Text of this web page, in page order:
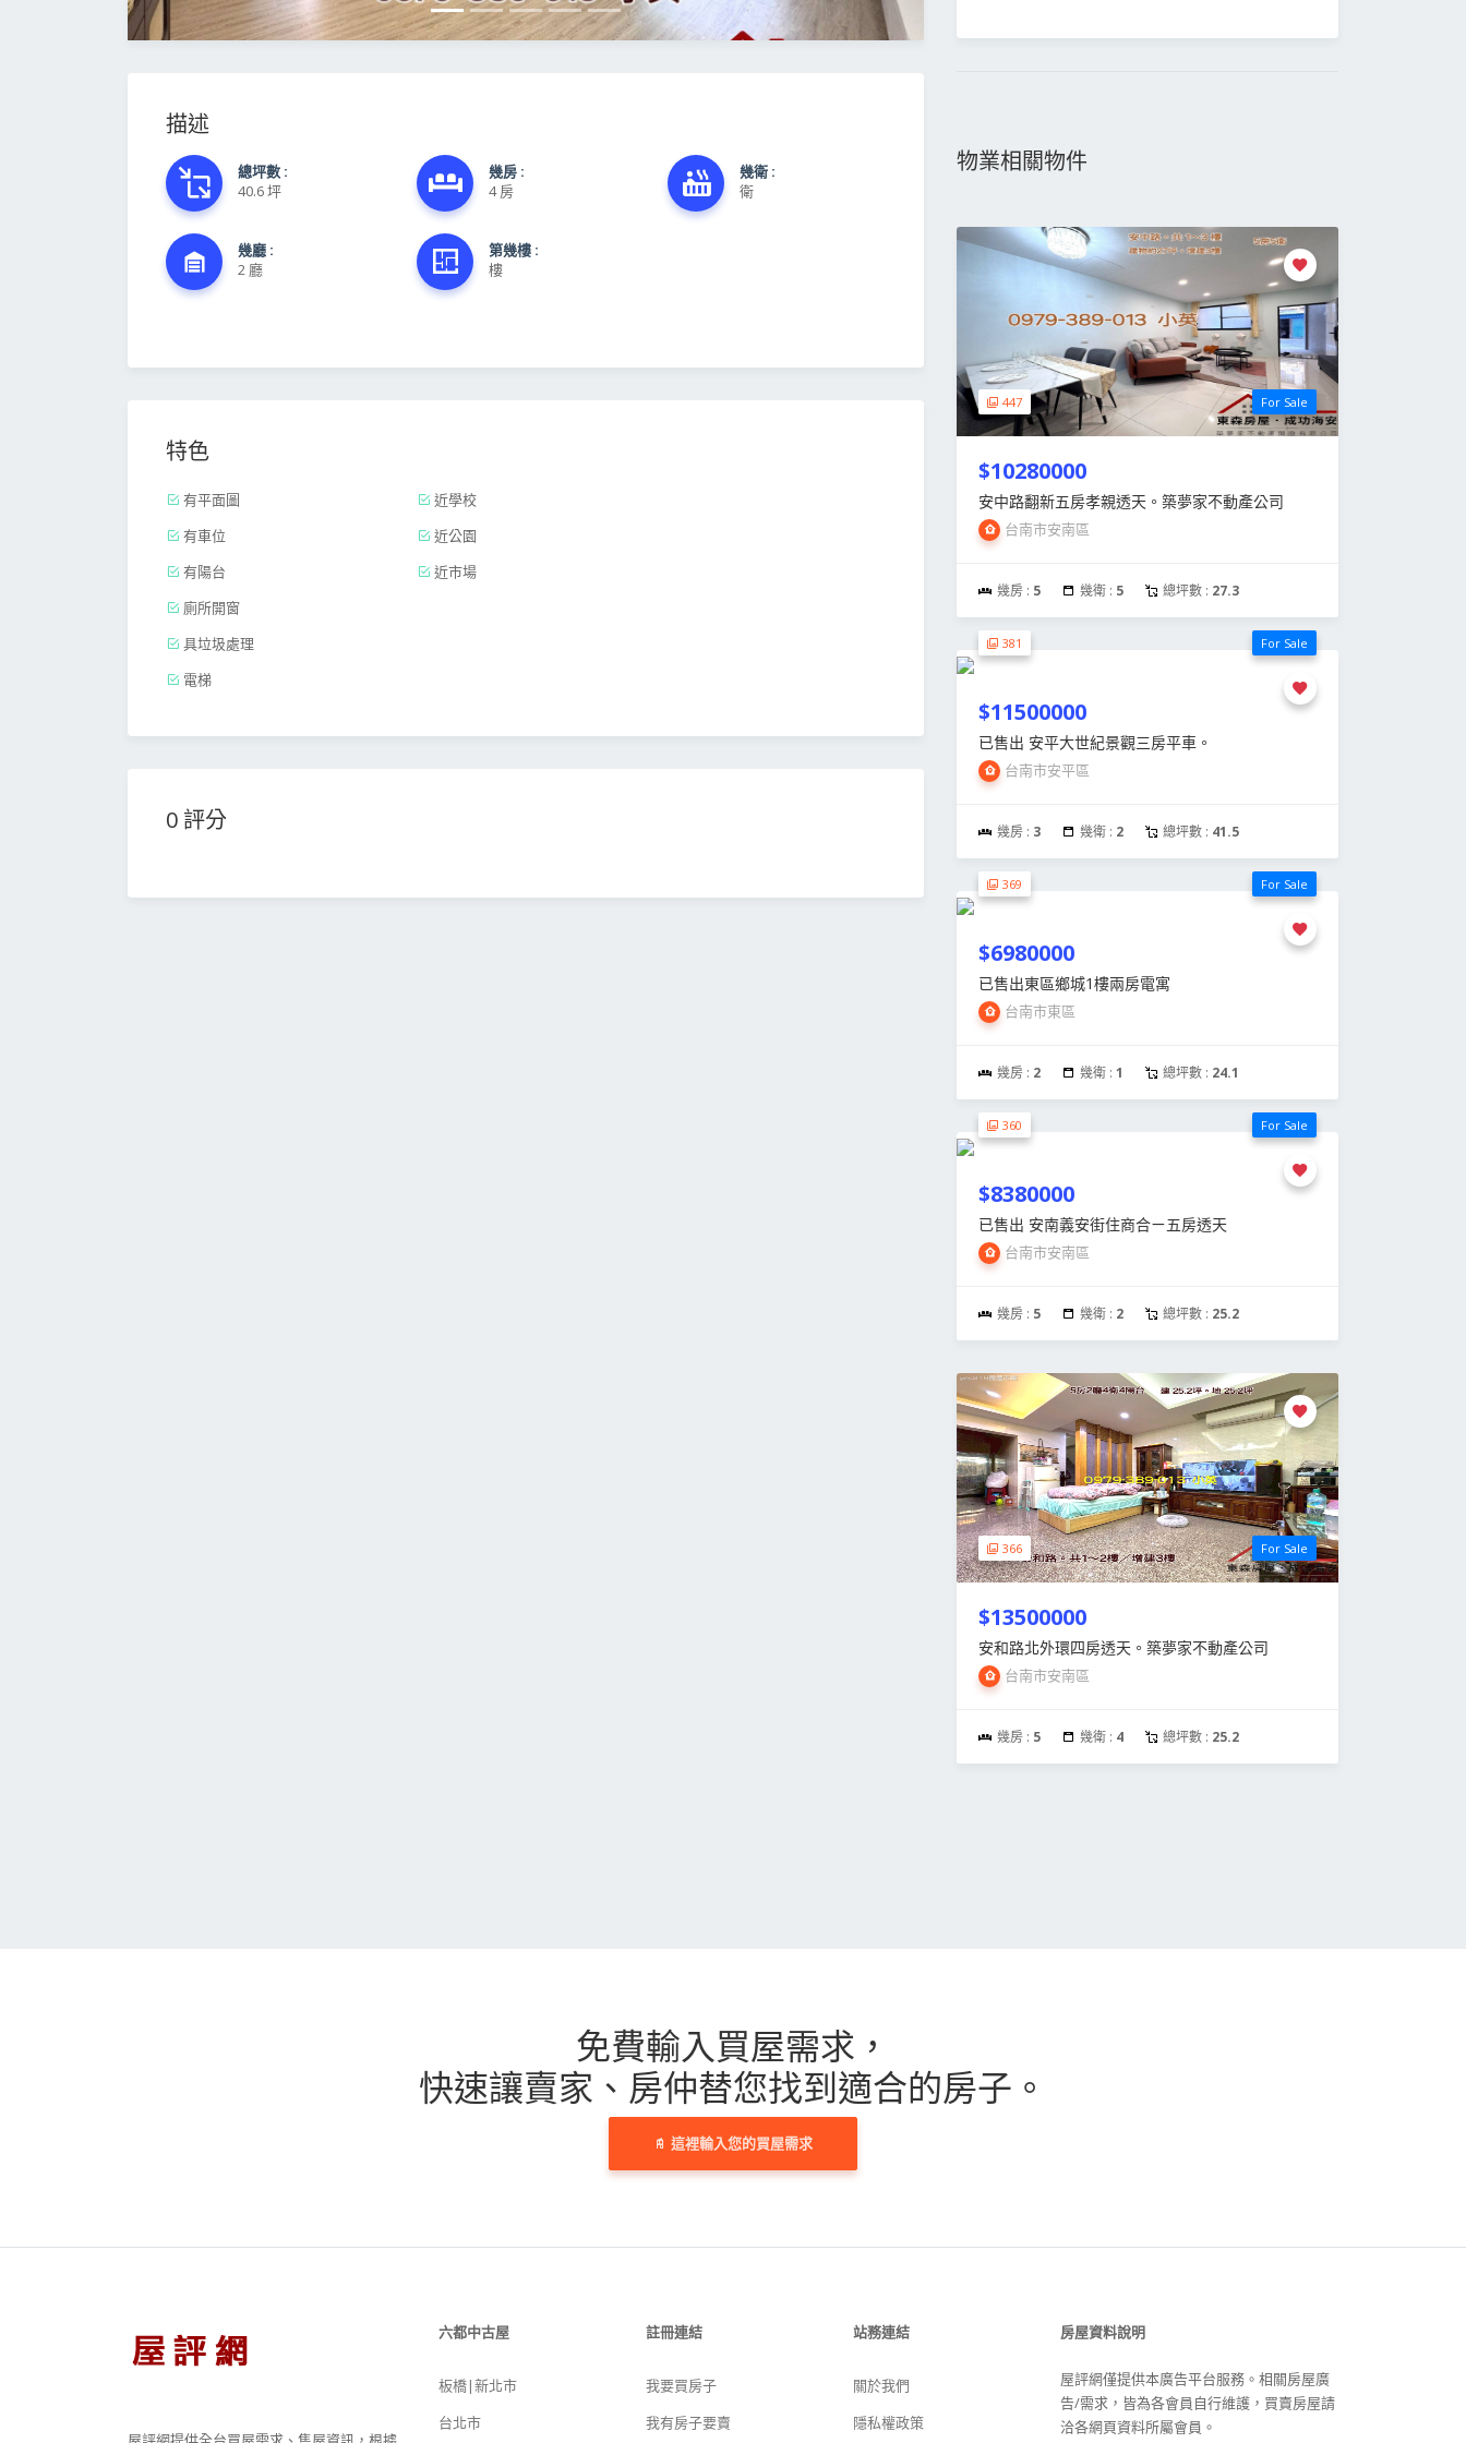
描述
總坪數 :
40.6 坪
幾房 :
4 房
幾衛 :
衛
幾廳 :
2 廳
第幾樓 :
樓
特色
有平面圖
有車位
有陽台
廁所開窗
具垃圾處理
電梯
近學校
近公園
近市場
0 評分
物業相關物件
447 For Sale
$10280000
安中路翻新五房孝親透天。築夢家不動產公司
台南市安南區
幾房 : 5 幾衛 : 5 總坪數 : 27.3
381 For Sale
$11500000
已售出 安平大世紀景觀三房平車。
台南市安平區
幾房 : 3 幾衛 : 2 總坪數 : 41.5
369 For Sale
$6980000
已售出東區鄉城1樓兩房電寓
台南市東區
幾房 : 2 幾衛 : 1 總坪數 : 24.1
360 For Sale
$8380000
已售出 安南義安街住商合ㄧ五房透天
台南市安南區
幾房 : 5 幾衛 : 2 總坪數 : 25.2
366 For Sale
$13500000
安和路北外環四房透天。築夢家不動產公司
台南市安南區
幾房 : 5 幾衛 : 4 總坪數 : 25.2
免費輸入買屋需求，
快速讓賣家、房仲替您找到適合的房子。
這裡輸入您的買屋需求
六都中古屋
板橋|新北市
台北市
註冊連結
我要買房子
我有房子要賣
站務連結
關於我們
隱私權政策
房屋資料說明
屋評網僅提供本廣告平台服務。相關房屋廣
告/需求，皆為各會員自行維護，買賣房屋請
洽各網頁資料所屬會員。